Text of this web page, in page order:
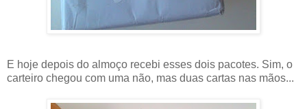
E hoje depois do almoço recebi esses dois pacotes. Sim, o
carteiro chegou com uma não, mas duas cartas nas mãos...